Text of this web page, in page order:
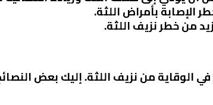
الإصابة بأمراض اللثة.
من خطر نزيف اللثة.
الوقاية من نزيف اللثة. إليك بعض